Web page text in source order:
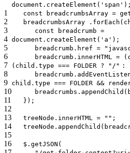
1
2
3
4
5
6
7
8
9
10
11
12
13
14
15
16
document.createElement( 'span' );
const breadcrumbsArray =
breadcrumbsArray
const breadcrumb =
document.createElement( 'a' );
breadcrumb.href =
breadcrumb.innerHTML
(child.type === FOLDER ?
"/" :
child.type === FOLDER &&
});
treeNode.innerHTML = "" ;
$.getJSON(